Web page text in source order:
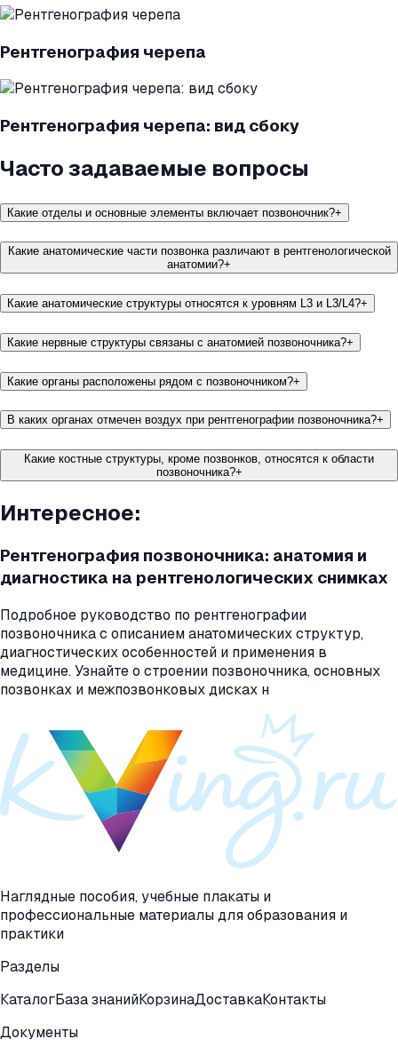
Рентгенография черепа
Рентгенография черепа: вид сбоку
Часто задаваемые вопросы
Какие отделы и основные элементы включает позвоночник?+
Какие анатомические части позвонка различают в рентгенологической
анатомии?+
Какие анатомические структуры относятся к уровням L3 и L3/L4?+
Какие нервные структуры связаны с анатомией позвоночника?+
Какие органы расположены рядом с позвоночником?+
В каких органах отмечен воздух при рентгенографии позвоночника?+
Какие костные структуры, кроме позвонков, относятся к области
позвоночника?+
Интересное:
Рентгенография позвоночника: анатомия и
диагностика на рентгенологических снимках
Подробное руководство по рентгенографии
позвоночника с описанием анатомических структур,
диагностических особенностей и применения в
медицине. Узнайте о строении позвоночника, основных
позвонках и межпозвонковых дисках н
Наглядные пособия, учебные плакаты и
профессиональные материалы для образования и
практики
Разделы
КаталогБаза знанийКорзинаДоставкаКонтакты
Документы